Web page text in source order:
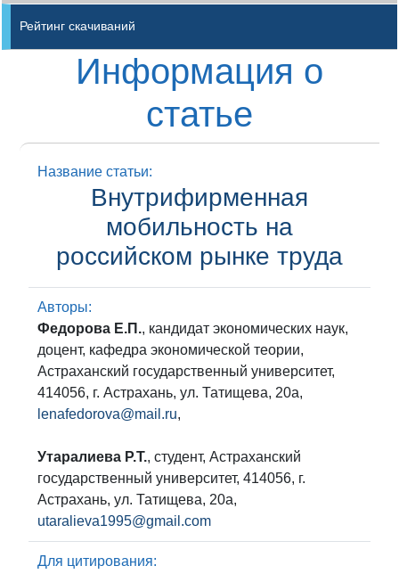
Рейтинг скачиваний
Информация о
статье
Название статьи:
Внутрифирменная
мобильность на
российском рынке труда
Авторы:
Федорова Е.П., кандидат экономических наук,
доцент, кафедра экономической теории,
Астраханский государственный университет,
414056, г. Астрахань, ул. Татищева, 20а,
lenafedorova@mail.ru,
Утаралиева Р.Т., студент, Астраханский
государственный университет, 414056, г.
Астрахань, ул. Татищева, 20а,
utaralieva1995@gmail.com
Для цитирования: